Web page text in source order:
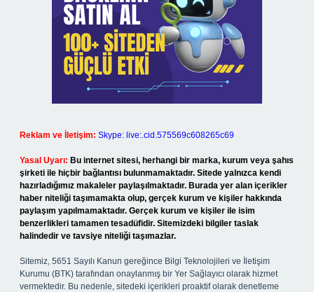
Reklam ve İletişim: Skype: live:.cid.575569c608265c69
Yasal Uyarı: Bu internet sitesi, herhangi bir marka, kurum veya şahıs
şirketi ile hiçbir bağlantısı bulunmamaktadır. Sitede yalnızca kendi
hazırladığımız makaleler paylaşılmaktadır. Burada yer alan içerikler
haber niteliği taşımamakta olup, gerçek kurum ve kişiler hakkında
paylaşım yapılmamaktadır. Gerçek kurum ve kişiler ile isim
benzerlikleri tamamen tesadüfidir. Sitemizdeki bilgiler taslak
halindedir ve tavsiye niteliği taşımazlar.
Sitemiz, 5651 Sayılı Kanun gereğince Bilgi Teknolojileri ve İletişim
Kurumu (BTK) tarafından onaylanmış bir Yer Sağlayıcı olarak hizmet
vermektedir. Bu nedenle, sitedeki içerikleri proaktif olarak denetleme